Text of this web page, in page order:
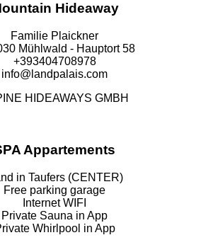
Hideaway
Familie Plaickner
Mühlwald - Hauptort 58
+393404708978
info@landpalais.com
HIDEAWAYS GMBH
Appartements
in Taufers (CENTER)
Free parking garage
Internet WIFI
Private Sauna in App
Whirlpool in App